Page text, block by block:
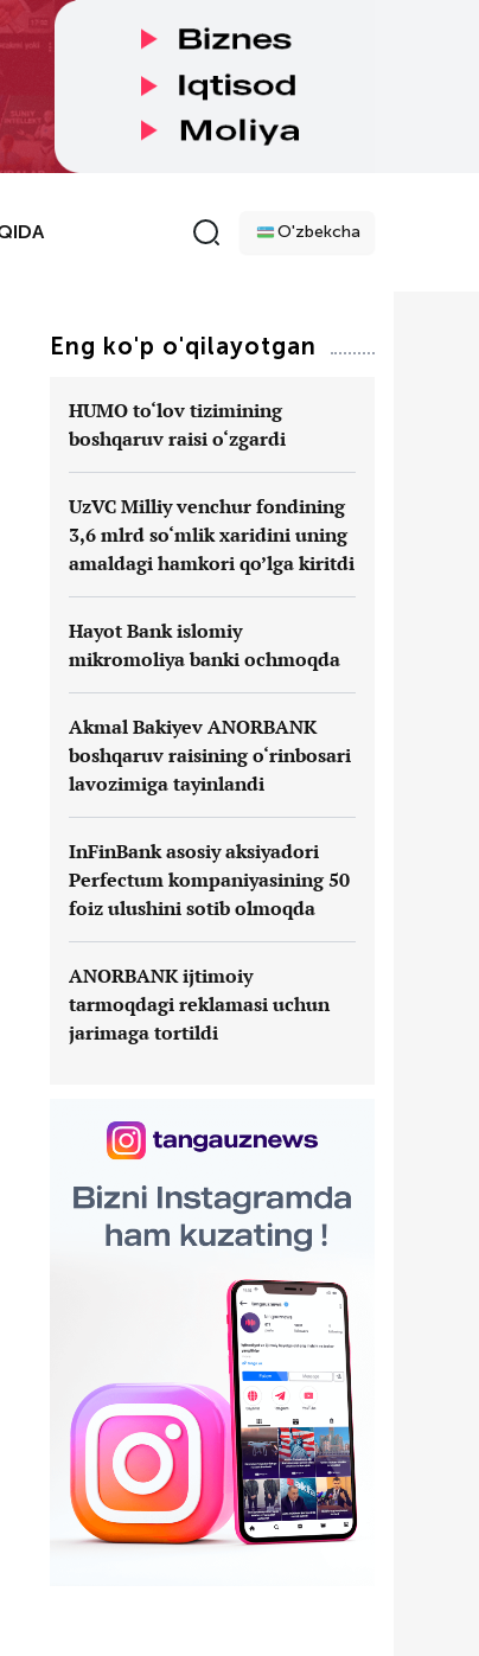
O'zbekcha
Eng ko'p o'qilayotgan
HUMO to‘lov tizimining
boshqaruv raisi o‘zgardi
UzVC Milliy venchur fondining
3,6 mlrd so‘mlik xaridini uning
amaldagi hamkori qo’lga kiritdi
Hayot Bank islomiy
mikromoliya banki ochmoqda
Akmal Bakiyev ANORBANK
boshqaruv raisining o‘rinbosari
lavozimiga tayinlandi
InFinBank asosiy aksiyadori
Perfectum kompaniyasining 50
foiz ulushini sotib olmoqda
ANORBANK ijtimoiy
tarmoqdagi reklamasi uchun
jarimaga tortildi